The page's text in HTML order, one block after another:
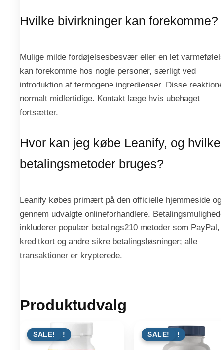
Hvilke bivirkninger kan forekomme?
Mulige milde fordøjelsesbesvær eller en let
kan forekomme hos nogle personer, særligt ved
introduktion af termogene ingredienser. Disse
normalt midlertidige. Kontakt læge hvis ubehaget
fortsætter.
Hvor kan jeg købe Leanify, og hvilke
betalingsmetoder bruges?
Leanify købes primært på den officielle hjemmeside og
gennem udvalgte onlineforhandlere.
inkluderer populær betalings210 metoder som PayPal,
kreditkort og andre sikre betalingsløsninger; alle
transaktioner er krypterede.
Produktudvalg
TILBUD !
SALE! TILBUD !
SALE!